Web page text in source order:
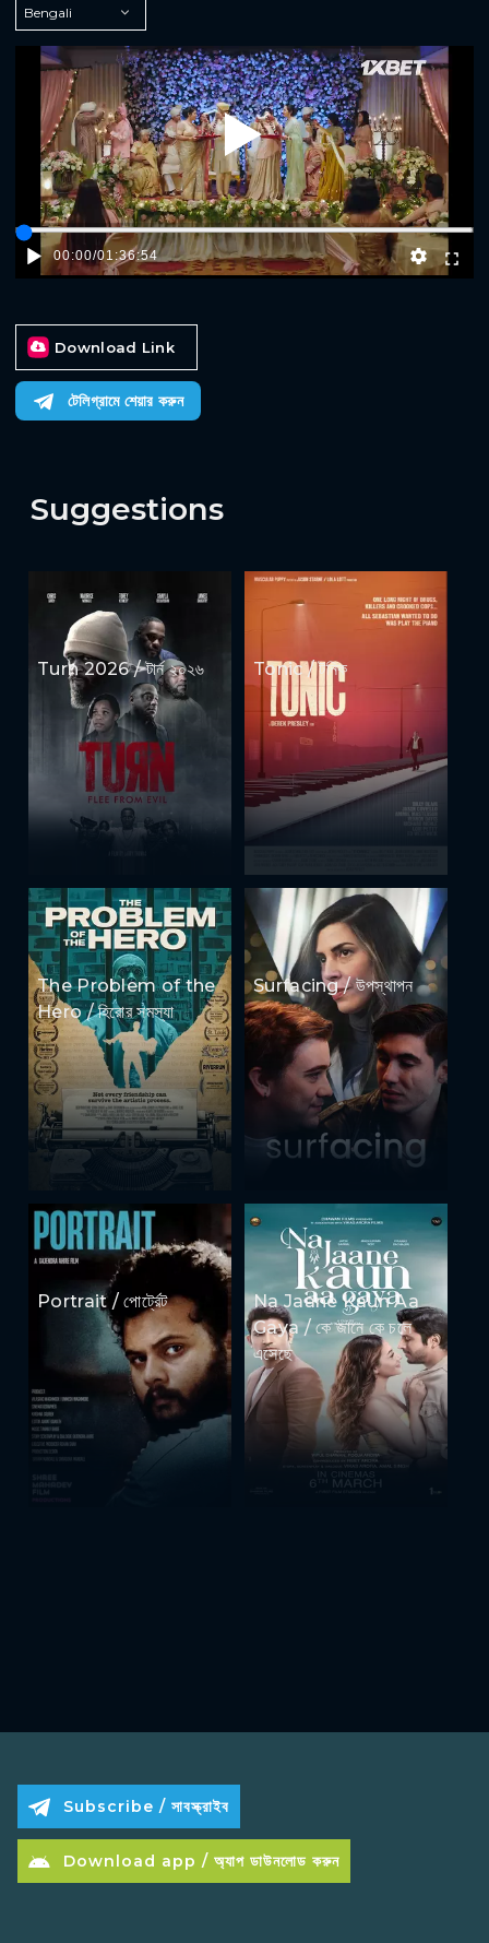
Play
00:00/01:36:54
Download Link
টেলিগ্রামে শেয়ার করুন
Suggestions
Turn 2026 / টার্ন ২০২৬ Tonic / টনিক
The Problem of the
Hero / হিরোর সমস্যা
Surfacing / উপস্থাপন
Portrait / পোর্ট্রেট
Na Jaane Kaun Aa
Gaya / কে জানে কে চলে
এসেছে
Subscribe / সাবস্ক্রাইব
Download app / অ্যাপ ডাউনলোড করুন